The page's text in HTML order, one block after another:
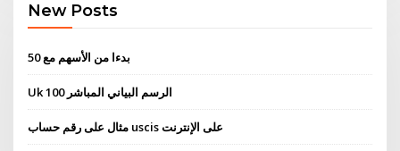
New Posts
بدءا من الأسهم مع 50
Uk 100 الرسم البياني المباشر
مثال على رقم حساب uscis على الإنترنت